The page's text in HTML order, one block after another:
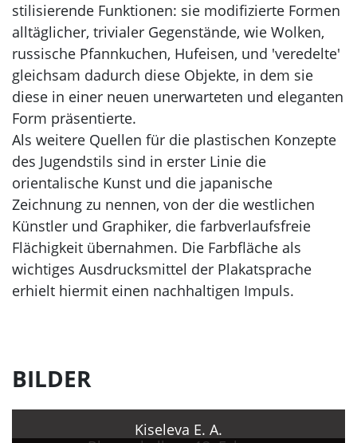
stilisierende Funktionen: sie modifizierte Formen
alltäglicher, trivialer Gegenstände, wie Wolken,
russische Pfannkuchen, Hufeisen, und 'veredelte'
gleichsam dadurch diese Objekte, in dem sie
diese in einer neuen unerwarteten und eleganten
Form präsentierte.
Als weitere Quellen für die plastischen Konzepte
des Jugendstils sind in erster Linie die
orientalische Kunst und die japanische
Zeichnung zu nennen, von der die westlichen
Künstler und Graphiker, die farbverlaufsfreie
Flächigkeit übernahmen. Die Farbfläche als
wichtiges Ausdrucksmittel der Plakatsprache
erhielt hiermit einen nachhaltigen Impuls.
BILDER
Kiseleva E. A.